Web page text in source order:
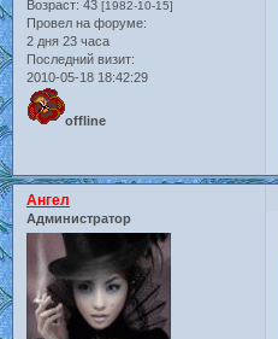
Возраст: 43 [1982-10-15]
Провел на форуме:
2 дня 23 часа
Последний визит:
2010-05-18 18:42:29
offline
Ангел
Администратор